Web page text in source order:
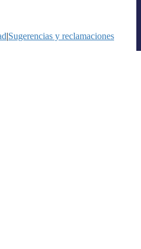
|Sugerencias y reclamaciones